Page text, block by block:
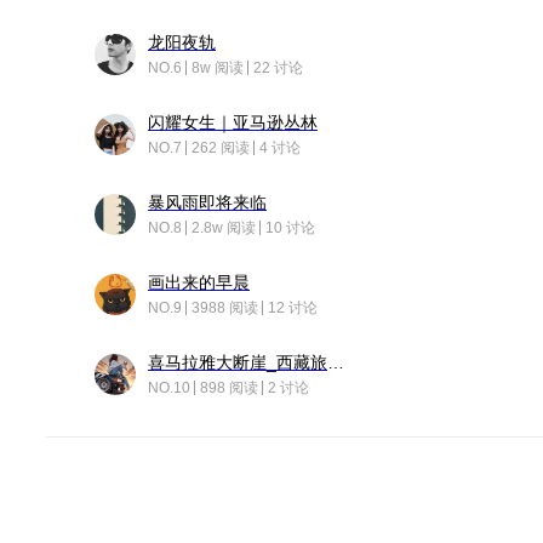
龙阳夜轨
NO.6 8w 阅读 22 讨论
闪耀女生｜亚马逊丛林
NO.7 262 阅读 4 讨论
暴风雨即将来临
NO.8 2.8w 阅读 10 讨论
画出来的早晨
NO.9 3988 阅读 12 讨论
NO.10 898 阅读 2 讨论